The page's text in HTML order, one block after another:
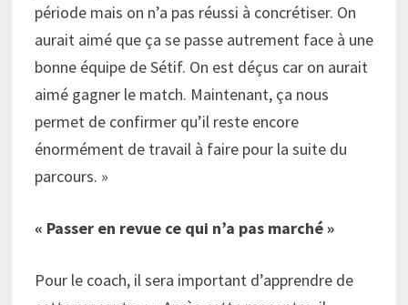
période mais on n’a pas réussi à concrétiser. On
aurait aimé que ça se passe autrement face à une
bonne équipe de Sétif. On est déçus car on aurait
aimé gagner le match. Maintenant, ça nous
permet de confirmer qu’il reste encore
énormément de travail à faire pour la suite du
parcours. »
« Passer en revue ce qui n’a pas marché »
Pour le coach, il sera important d’apprendre de